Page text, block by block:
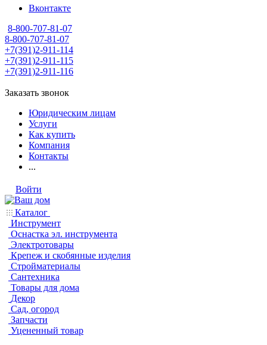
Вконтакте
8-800-707-81-07
8-800-707-81-07
+7(391)2-911-114
+7(391)2-911-115
+7(391)2-911-116
Заказать звонок
Юридическим лицам
Услуги
Как купить
Компания
Контакты
...
Войти
Каталог
Инструмент
Оснастка эл. инструмента
Электротовары
Крепеж и скобянные изделия
Стройматериалы
Сантехника
Товары для дома
Декор
Сад, огород
Запчасти
Уцененный товар